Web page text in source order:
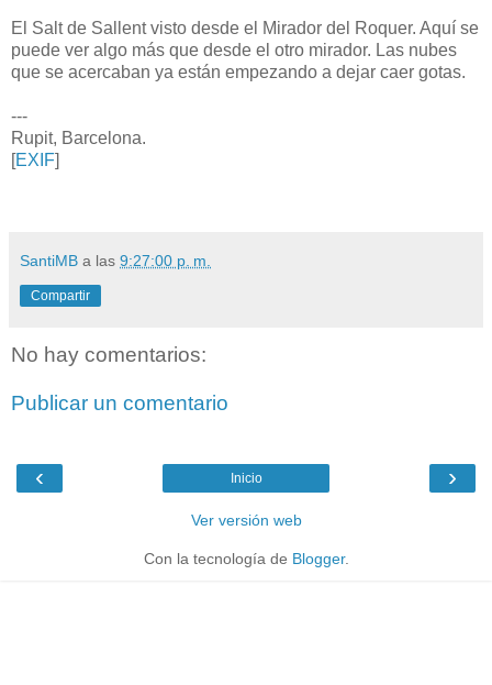
El Salt de Sallent visto desde el Mirador del Roquer. Aquí se
puede ver algo más que desde el otro mirador. Las nubes
que se acercaban ya están empezando a dejar caer gotas.
---
Rupit, Barcelona.
[EXIF]
SantiMB a las 9:27:00 p. m.
Compartir
No hay comentarios:
Publicar un comentario
‹ ›
Inicio
Ver versión web
Con la tecnología de Blogger.